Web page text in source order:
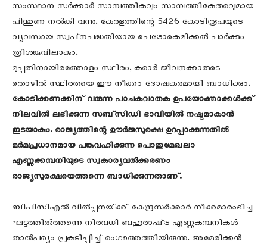
സംസ്ഥാന സർക്കാർ സാമ്പത്തികവും സാമ്പത്തികേതരവുമായ
പിന്തുണ നൽകി വന്നു. കേരളത്തിന്റെ 5426 കോടിരൂപയുടെ
വ്യവസായ സ്വപ്‌നപദ്ധതിയായ പെട്രോകെമിക്കൽ പാർക്കും
ത്രിശങ്കുവിലാകും.
മുപ്പതിനായിരത്തോളം സ്ഥിരം, കരാർ ജീവനക്കാരുടെ
തൊഴിൽ സ്ഥിരതയെ ഈ നീക്കം ദോഷകരമായി ബാധിക്കും.
കോടിക്കണക്കിന് വരുന്ന പാചകവാതക ഉപയോക്താക്കൾക്ക്‌
നിലവിൽ ലഭിക്കുന്ന സബ്‌സിഡി ഭാവിയില്‍ നഷ്ടമാകാന്‍
ഇടയാകും. രാജ്യത്തിന്റെ ഊർജസുരക്ഷ ഉറപ്പാക്കുന്നതിൽ
മർമപ്രധാനമായ പങ്കുവഹിക്കുന്ന പൊതുമേഖലാ
എണ്ണക്കമ്പനിയുടെ സ്വകാര്യവൽക്കരണം
രാജ്യസുരക്ഷയെത്തന്നെ ബാധിക്കുന്നതാണ്.
ബിപിസിഎൽ വിൽപ്പനയ്‌ക്ക്‌ കേന്ദ്രസർക്കാർ നീക്കമാരംഭിച്ച
ഘട്ടത്തിൽത്തന്നെ നിരവധി ബഹുരാഷ്‌ട്ര എണ്ണകമ്പനികൾ
താൽപര്യം പ്രകടിപ്പിച്ച്‌ രംഗത്തെത്തിയിരുന്നു. അമേരിക്കൻ